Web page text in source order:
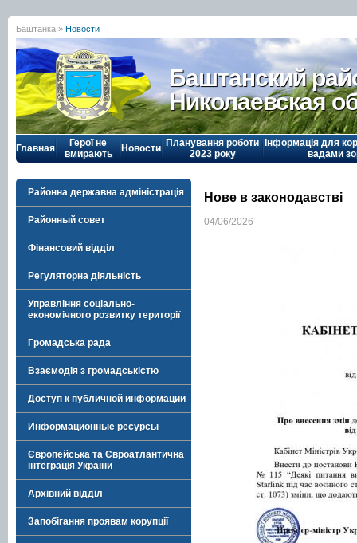
Баштанка » Новости
Баштанский
Николаевская
Главная
Герої не
вмирають
Новости Планування роботи
2023 року
Інформація для
вадами
Районна державна адміністрація
Районный совет
Фінансовий відділ
Регуляторна діяльність
Управління соціально-
економічного розвитку території
Громадська рада
Взаємодія з громадськістю
Доступ к публичной информации
Информационные ресурсы
Європейська та Євроатлантична
інтеграція України
Архівний відділ
Запобігання проявам корупції
Нове в законодавстві
04/06/2026